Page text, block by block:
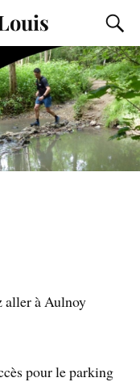
aller à Aulnoy
pour le parking